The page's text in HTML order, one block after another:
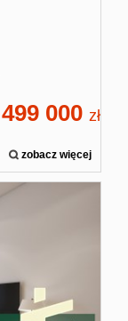
499 000 zł
zobacz więcej